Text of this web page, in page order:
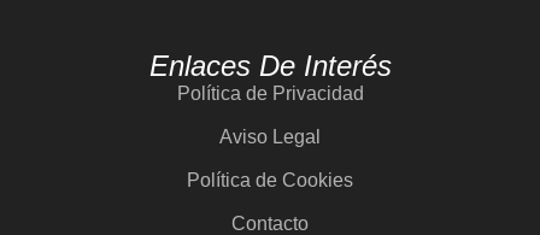
Enlaces De Interés
Política de Privacidad
Aviso Legal
Política de Cookies
Contacto